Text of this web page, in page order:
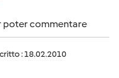
poter commentare
: 18.02.2010